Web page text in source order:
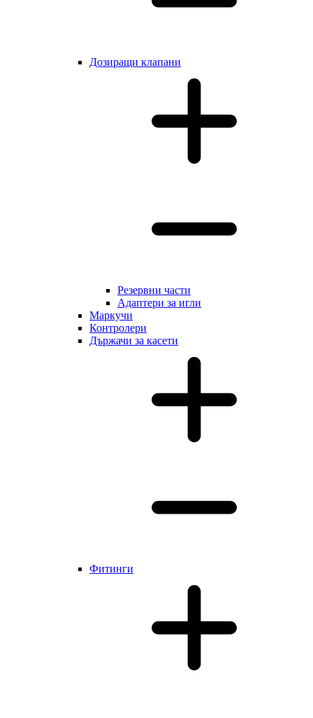
Дозиращи клапани
Резервни части
Адаптери за игли
Маркучи
Контролери
Държачи за касети
Фитинги